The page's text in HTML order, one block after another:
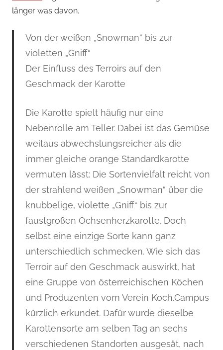
länger was davon.
Von der weißen „Snowman“ bis zur
violetten „Gniff“
Der Einfluss des Terroirs auf den
Geschmack der Karotte
Die Karotte spielt häufig nur eine
Nebenrolle am Teller. Dabei ist das Gemüse
weitaus abwechslungsreicher als die
immer gleiche orange Standardkarotte
vermuten lässt: Die Sortenvielfalt reicht von
der strahlend weißen „Snowman“ über die
knubbelige, violette „Gniff“ bis zur
faustgroßen Ochsenherzkarotte. Doch
selbst eine einzige Sorte kann ganz
unterschiedlich schmecken. Wie sich das
Terroir auf den Geschmack auswirkt, hat
eine Gruppe von österreichischen Köchen
und Produzenten vom Verein Koch.Campus
kürzlich erkundet. Dafür wurde dieselbe
Karottensorte am selben Tag an sechs
verschiedenen Standorten ausgesät, nach